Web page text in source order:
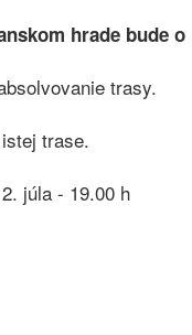
hrade bude o
trasy.
trase.
júla - 19.00 h